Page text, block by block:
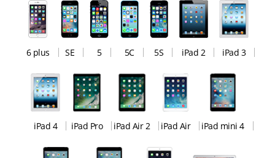
6 plus SE 5 5C 5S iPad 2 iPad 3
iPad 4 iPad Pro iPad Air 2 iPad Air iPad mini 4